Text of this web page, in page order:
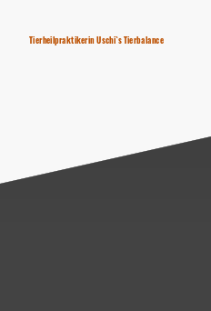
Tierheilpraktikerin Uschi`s Tierbalance